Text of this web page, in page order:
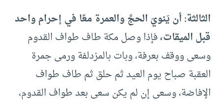
الثالثة:أن يَنويَ الحجَّ والعمرة معًا في إحرام واحد
قبل الميقات،فإذا وصل مكة طاف طواف القدوم
وسعى ووقف بعرفة، وبات بالمزدلفة ورمى جمرة
العقبة صباح يوم العيد ثم حلق ثم طاف طواف
الإفاضة، وسعى إن لم يكن سعى بعد طواف القدوم،